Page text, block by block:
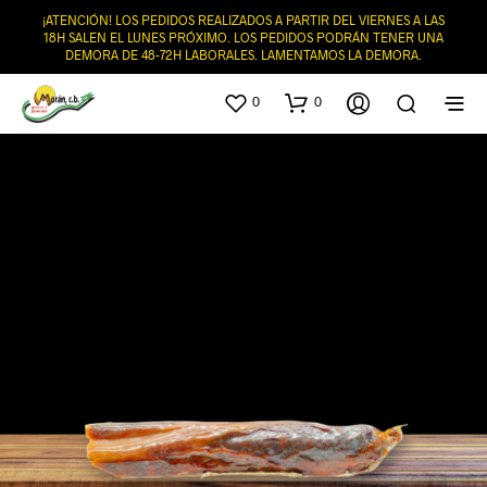
¡ATENCIÓN! LOS PEDIDOS REALIZADOS A PARTIR DEL VIERNES A LAS
18H SALEN EL LUNES PRÓXIMO. LOS PEDIDOS PODRÁN TENER UNA
DEMORA DE 48-72H LABORALES. LAMENTAMOS LA DEMORA.
0 0